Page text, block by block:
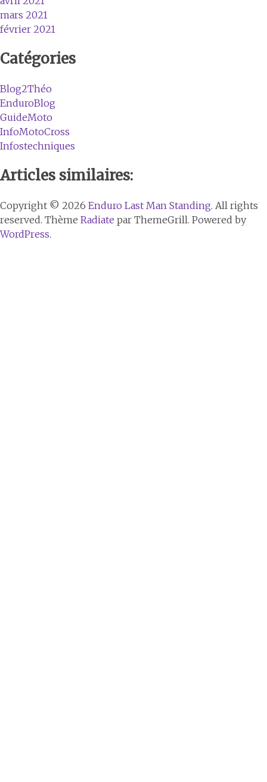
mars 2021
février 2021
Catégories
Blog2Théo
EnduroBlog
GuideMoto
InfoMotoCross
Infostechniques
Articles similaires:
Copyright © 2026 Enduro Last Man Standing. All rights
reserved. Thème Radiate par ThemeGrill. Powered by
WordPress.